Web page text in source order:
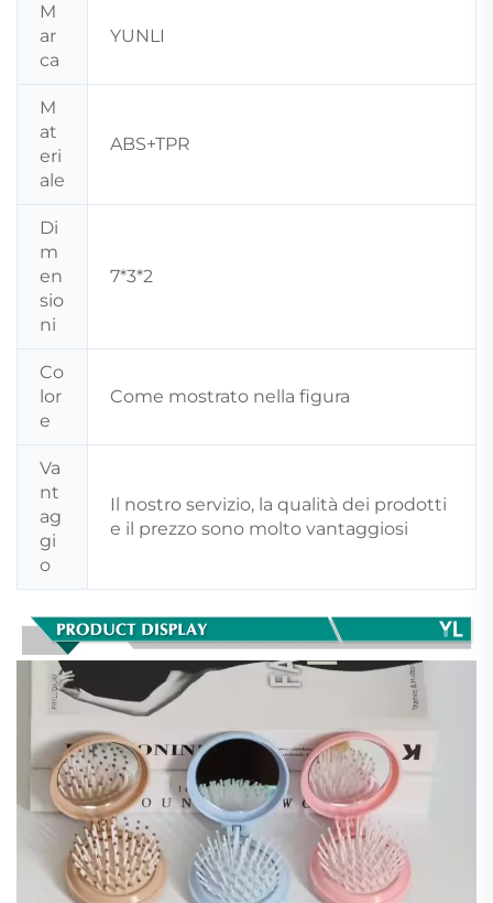
M
ar
ca
YUNLI
M
at
eri
ale
ABS+TPR
Di
m
en
sio
ni
7*3*2
Co
lor
e
Come mostrato nella figura
Va
nt
ag
gi
o
Il nostro servizio, la qualità dei prodotti
e il prezzo sono molto vantaggiosi